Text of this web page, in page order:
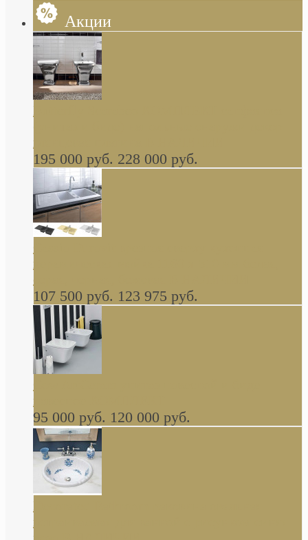
Акции
Butterfly Scarabeo КОМПЛЕКТ санфаянса
глянцевая платина В НАЛИЧИИ
195 000 руб. 228 000 руб.
керамическая мойка 1160 x 510 мм белая,
серая, черная, бежевая В НАЛИЧИИ
107 500 руб. 123 975 руб.
навесное КОМПЛЕКТ
95 000 руб. 120 000 руб.
Decorated Bathroom раковина овальная
встраиваемая для ванной с рисунком синяя